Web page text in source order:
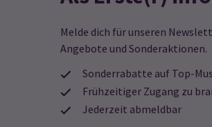
Melde dich für unseren
Angebote und Sonderaktionen.
Sonderrabatte auf Top-
Frühzeitiger Zugang zu
Jederzeit abmeldbar